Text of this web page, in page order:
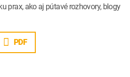
prax, ako aj pútavé rozhovory, blogy
PDF